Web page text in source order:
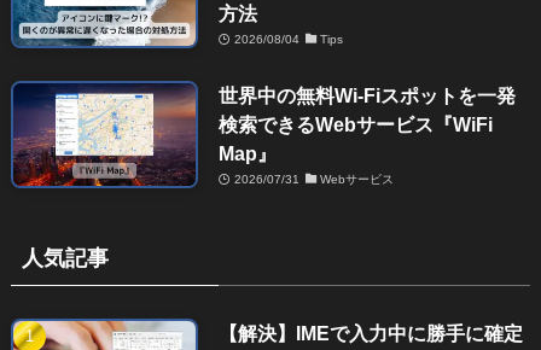
方法
2026/08/04 Tips
世界中の無料Wi-Fiスポットを一発
検索できるWebサービス『WiFi
Map』
2026/07/31 Webサービス
人気記事
【解決】IMEで入力中に勝手に確定